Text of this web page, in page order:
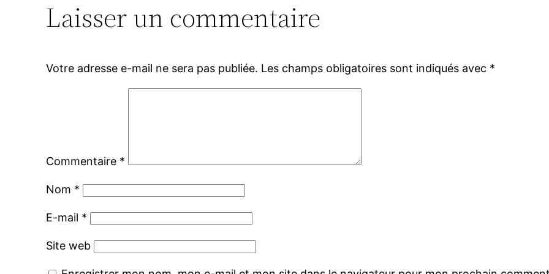
Laisser un commentaire
Votre adresse e-mail ne sera pas publiée. Les champs obligatoires sont indiqués avec *
Commentaire *
Nom *
E-mail *
Site web